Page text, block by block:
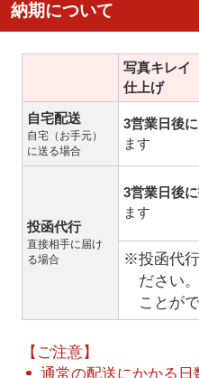
納期について
写真キレイ
仕上げ
自宅配送
自宅（お手元）
に送る場合
3営業日後
ます
投函代行
直接相手に届け
る場合
3営業日後
ます
※投函代行
ださい
ことが
【ご注意】
通常の配送にかかる日